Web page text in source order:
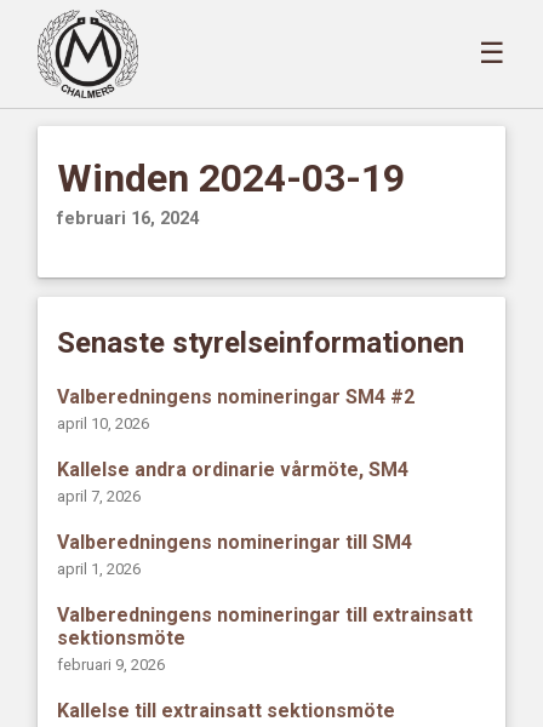
☰
Winden 2024-03-19
februari 16, 2024
Senaste styrelseinformationen
Valberedningens nomineringar SM4 #2
april 10, 2026
Kallelse andra ordinarie vårmöte, SM4
april 7, 2026
Valberedningens nomineringar till SM4
april 1, 2026
Valberedningens nomineringar till extrainsatt
sektionsmöte
februari 9, 2026
Kallelse till extrainsatt sektionsmöte